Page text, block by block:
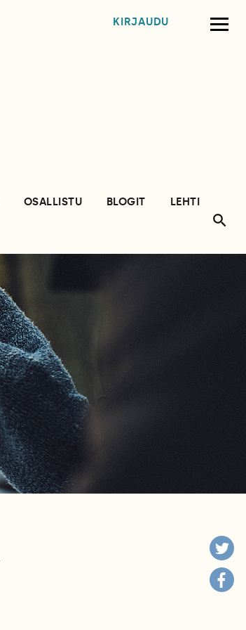
KIRJAUDU
OSALLISTU BLOGIT
LEHTI